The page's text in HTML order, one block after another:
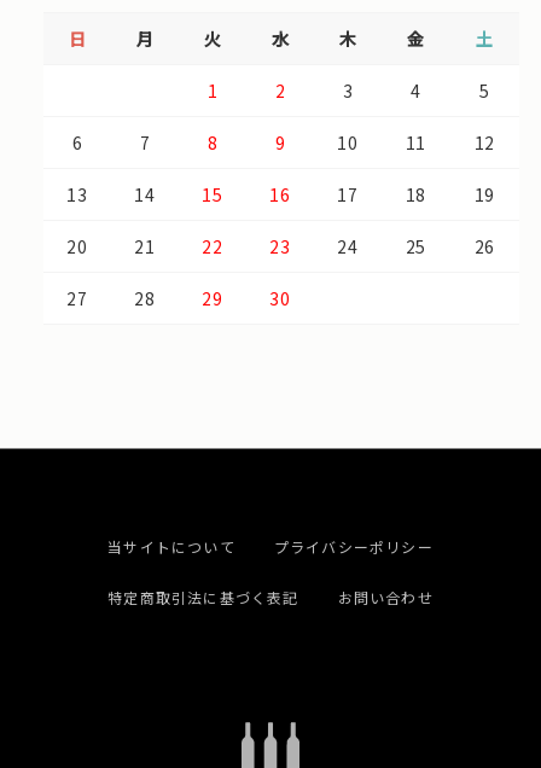
日 月 火 水 木 金 土
1 2 3 4 5
6 7 8 9 10 11 12
13 14 15 16 17 18 19
20 21 22 23 24 25 26
27 28 29 30
当サイトについて プライバシーポリシー
特定商取引法に基づく表記 お問い合わせ